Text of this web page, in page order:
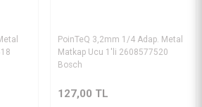
PoinTeQ 3,2mm 1/4 Adap. Metal
Matkap Ucu 1'li 2608577520
Bosch
127,00 TL